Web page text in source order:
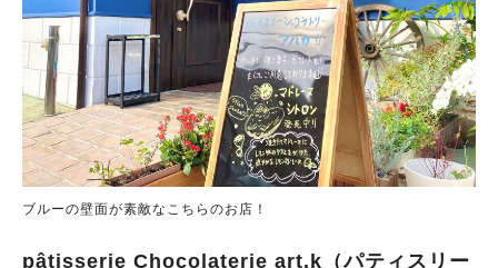
ブルーの壁面が素敵なこちらのお店！
pâtisserie Chocolaterie art.k（パティスリー